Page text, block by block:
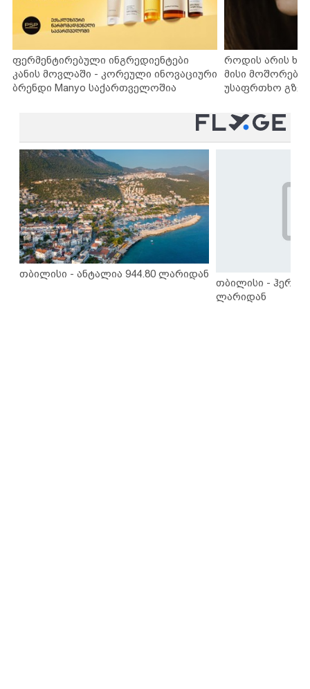
ფერმენტირებული ინგრედიენტები
კანის მოვლაში - კორეული ინოვაციური
ბრენდი Manyo საქართველოშია
როდის არის
მისი
უსაფრთხო
თბილისი - ანტალია 944.80 ლარიდან
თბილისი -
ლარიდან